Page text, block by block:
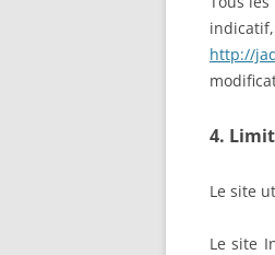
http://
4.
Le site
Le site